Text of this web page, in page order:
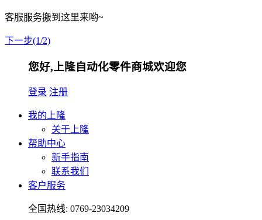
客服服务搬到这里来哟~
下一步(1/2)
您好,上隆自动化零件商城欢迎您
登录 注册
我的上隆
关于上隆
帮助中心
新手指南
联系我们
客户服务
全国热线: 0769-23034209